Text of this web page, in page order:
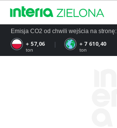
Emisja CO2 od chwili wejścia na stronę:
+ 57,06
ton
+ 7 610,40
ton